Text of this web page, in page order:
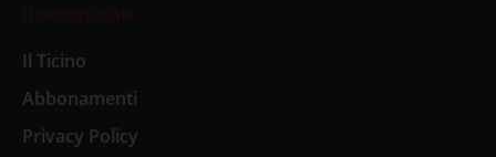
Il settimanale
Il Ticino
Abbonamenti
Privacy Policy